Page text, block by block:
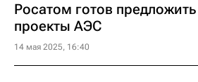
Росатом готов
проекты АЭС
14 мая 2025, 16:40